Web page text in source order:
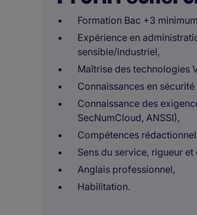
Formation Bac +3
Expérience en
sensible/industriel,
Maîtrise des technologies
Connaissances en
Connaissance des
SecNumCloud, ANSSI),
Compétences
Sens du service, rigueur
Anglais professionnel,
Habilitation.